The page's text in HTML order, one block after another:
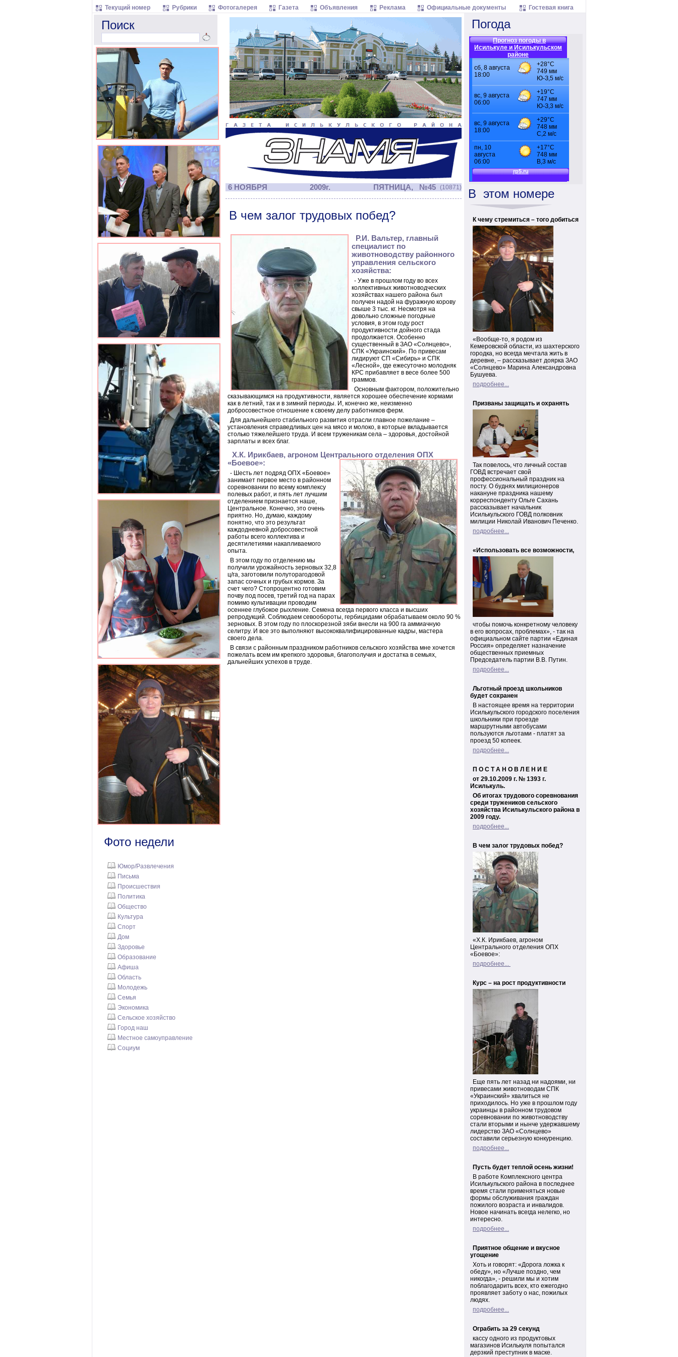
Текущий номер Рубрики Фотогалерея Газета Объявления Реклама Официальные документы Гостевая книга
Поиск
Фото недели
Юмор/Развлечения
Письма
Происшествия
Политика
Общество
Культура
Спорт
Дом
Здоровье
Образование
Афиша
Область
Молодежь
Семья
Экономика
Сельское хозяйство
Город наш
Местное самоуправление
Социум
6 НОЯБРЯ 2009г. ПЯТНИЦА, №45 (10871)
В чем залог трудовых побед?
Р.И. Вальтер, главный
специалист по
животноводству районного
управления сельского
хозяйства:
- Уже в прошлом году во всех
коллективных животноводческих
хозяйствах нашего района был
получен надой на фуражную корову
свыше 3 тыс. кг. Несмотря на
довольно сложные погодные
условия, в этом году рост
продуктивности дойного стада
продолжается. Особенно
существенный в ЗАО «Солнцево»,
СПК «Украинский». По привесам
лидируют СП «Сибирь» и СПК
«Лесной», где ежесуточно молодняк
КРС прибавляет в весе более 500
граммов.
Основным фактором, положительно
сказывающимся на продуктивности, является хорошее обеспечение кормами
как в летний, так и в зимний периоды. И, конечно же, неизменно
добросовестное отношение к своему делу работников ферм.
Для дальнейшего стабильного развития отрасли главное пожелание –
установления справедливых цен на мясо и молоко, в которые вкладывается
столько тяжелейшего труда. И всем труженикам села – здоровья, достойной
зарплаты и всех благ.
Х.К. Ирикбаев, агроном Центрального отделения ОПХ
«Боевое»:
- Шесть лет подряд ОПХ «Боевое»
занимает первое место в районном
соревновании по всему комплексу
полевых работ, и пять лет лучшим
отделением признается наше,
Центральное. Конечно, это очень
приятно. Но, думаю, каждому
понятно, что это результат
каждодневной добросовестной
работы всего коллектива и
десятилетиями накапливаемого
опыта.
В этом году по отделению мы
получили урожайность зерновых 32,8
ц/га, заготовили полуторагодовой
запас сочных и грубых кормов. За
счет чего? Стопроцентно готовим
почву под посев, третий год на парах
помимо культивации проводим
осеннее глубокое рыхление. Семена всегда первого класса и высших
репродукций. Соблюдаем севообороты, гербицидами обрабатываем около 90 %
зерновых. В этом году по плоскорезной зяби внесли на 900 га аммиачную
селитру. И все это выполняют высококвалифицированные кадры, мастера
своего дела.
В связи с районным праздником работников сельского хозяйства мне хочется
пожелать всем им крепкого здоровья, благополучия и достатка в семьях,
дальнейших успехов в труде.
Погода
Прогноз погоды в
Исилькуле и Исилькульском
районе
В этом номере
К чему стремиться – того добиться
«Вообще-то, я родом из
Кемеровской области, из шахтерского
городка, но всегда мечтала жить в
деревне, – рассказывает доярка ЗАО
«Солнцево» Марина Александровна
Бушуева.
подробнее...
Призваны защищать и охранять
Так повелось, что личный состав
ГОВД встречает свой
профессиональный праздник на
посту. О буднях милиционеров
накануне праздника нашему
корреспонденту Ольге Сахань
рассказывает начальник
Исилькульского ГОВД полковник
милиции Николай Иванович Печенко.
подробнее...
«Использовать все возможности,
чтобы помочь конкретному человеку
в его вопросах, проблемах», - так на
официальном сайте партии «Единая
Россия» определяет назначение
общественных приемных
Председатель партии В.В. Путин.
подробнее...
Льготный проезд школьников
будет сохранен
В настоящее время на территории
Исилькульского городского поселения
школьники при проезде
маршрутными автобусами
пользуются льготами - платят за
проезд 50 копеек.
подробнее...
П О С Т А Н О В Л Е Н И Е
от 29.10.2009 г. № 1393 г.
Исилькуль.
Об итогах трудового соревнования
среди тружеников сельского
хозяйства Исилькульского района в
2009 году.
подробнее...
В чем залог трудовых побед?
«Х.К. Ирикбаев, агроном
Центрального отделения ОПХ
«Боевое»:
подробнее...
Курс – на рост продуктивности
Еще пять лет назад ни надоями, ни
привесами животноводам СПК
«Украинский» хвалиться не
приходилось. Но уже в прошлом году
украинцы в районном трудовом
соревновании по животноводству
стали вторыми и нынче удержавшему
лидерство ЗАО «Солнцево»
составили серьезную конкуренцию.
подробнее...
Пусть будет теплой осень жизни!
В работе Комплексного центра
Исилькульского района в последнее
время стали применяться новые
формы обслуживания граждан
пожилого возраста и инвалидов.
Новое начинать всегда нелегко, но
интересно.
подробнее...
Приятное общение и вкусное
угощение
Хоть и говорят: «Дорога ложка к
обеду», но «Лучше поздно, чем
никогда», - решили мы и хотим
поблагодарить всех, кто ежегодно
проявляет заботу о нас, пожилых
людях.
подробнее...
Ограбить за 29 секунд
кассу одного из продуктовых
магазинов Исилькуля попытался
дерзкий преступник в маске.